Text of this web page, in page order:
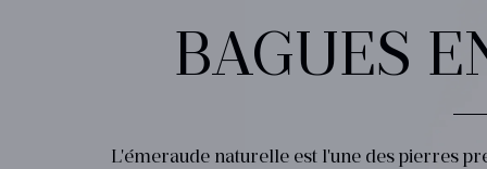
BAGUES
L'émeraude naturelle est l'une des pierres